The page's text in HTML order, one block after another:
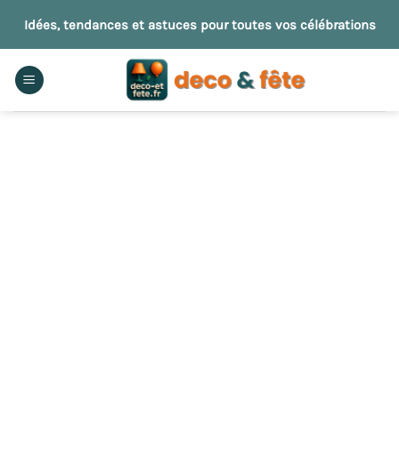
contenu
Idées, tendances et astuces pour toutes vos célébrations